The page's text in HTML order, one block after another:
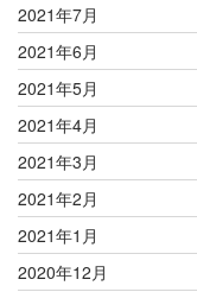
2021年7月
2021年6月
2021年5月
2021年4月
2021年3月
2021年2月
2021年1月
2020年12月